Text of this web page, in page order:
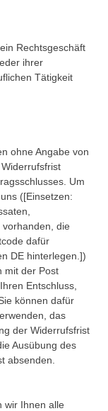
Rechtsgeschäft
ihrer
Tätigkeit
ohne Angabe von
Um
([Einsetzen:
die
dafür
DE hinterlegen.])
mit der Post
Entschluss,
können dafür
das
der Widerrufsfrist
Ausübung des
absenden.
wir Ihnen alle